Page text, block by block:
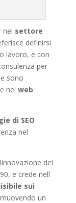
nel settore
definirsi
lavoro, e con
per
sono
nel web
di SEO
nel
del
e crede nell
sui
un